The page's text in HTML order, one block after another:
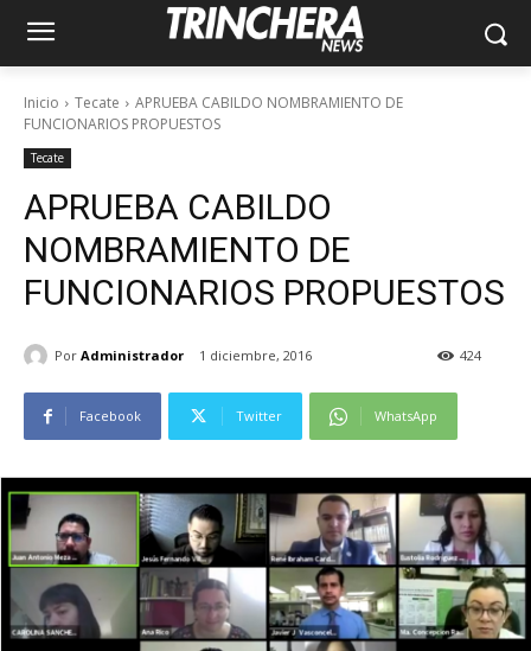
Inicio Tecate
APRUEBA CABILDO NOMBRAMIENTO DE
FUNCIONARIOS PROPUESTOS
Tecate
APRUEBA CABILDO
NOMBRAMIENTO DE
FUNCIONARIOS PROPUESTOS
Por Administrador 1 diciembre, 2016 424
Facebook Twitter WhatsApp